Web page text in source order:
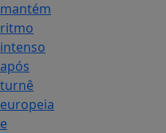
mantém
ritmo
intenso
após
turnê
europeia
e